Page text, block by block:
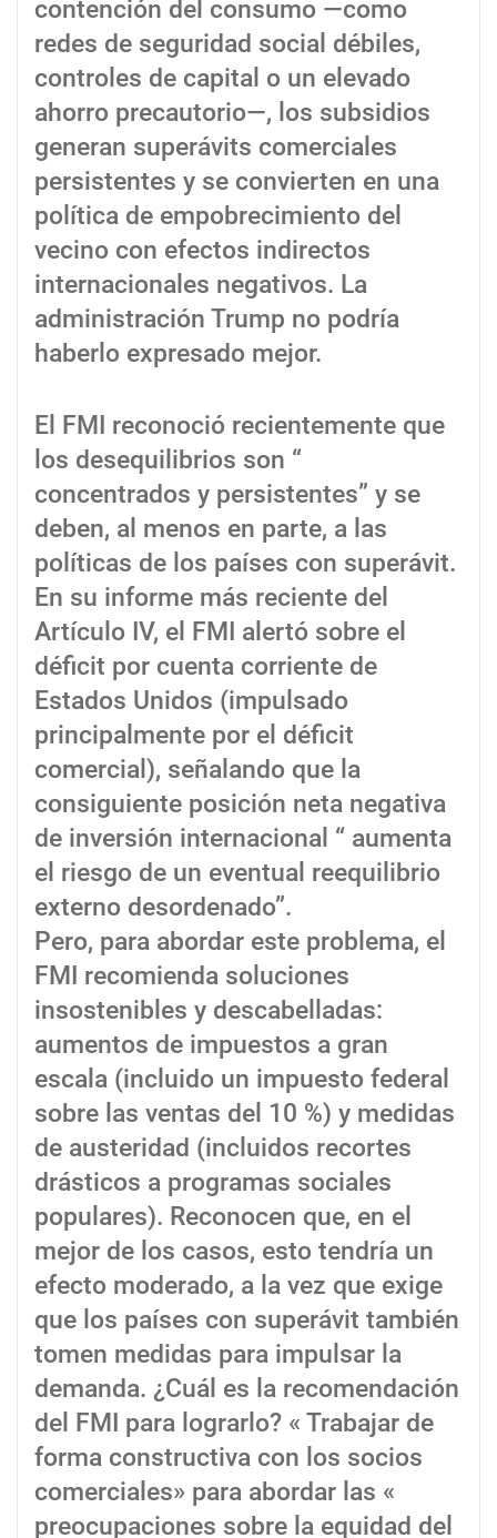
contención del consumo —como
redes de seguridad social débiles,
controles de capital o un elevado
ahorro precautorio—, los subsidios
generan superávits comerciales
persistentes y se convierten en una
política de empobrecimiento del
vecino con efectos indirectos
internacionales negativos. La
administración Trump no podría
haberlo expresado mejor.
El FMI reconoció recientemente que
los desequilibrios son “
concentrados y persistentes” y se
deben, al menos en parte, a las
políticas de los países con superávit.
En su informe más reciente del
Artículo IV, el FMI alertó sobre el
déficit por cuenta corriente de
Estados Unidos (impulsado
principalmente por el déficit
comercial), señalando que la
consiguiente posición neta negativa
de inversión internacional “ aumenta
el riesgo de un eventual reequilibrio
externo desordenado”.
Pero, para abordar este problema, el
FMI recomienda soluciones
insostenibles y descabelladas:
aumentos de impuestos a gran
escala (incluido un impuesto federal
sobre las ventas del 10 %) y medidas
de austeridad (incluidos recortes
drásticos a programas sociales
populares). Reconocen que, en el
mejor de los casos, esto tendría un
efecto moderado, a la vez que exige
que los países con superávit también
tomen medidas para impulsar la
demanda. ¿Cuál es la recomendación
del FMI para lograrlo? « Trabajar de
forma constructiva con los socios
comerciales» para abordar las «
preocupaciones sobre la equidad del